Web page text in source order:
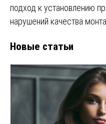
подход к установлению
нарушений качества
Новые статьи